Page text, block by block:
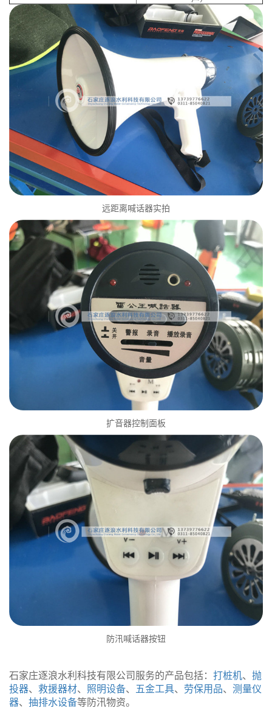
远距离喊话器实拍
扩音器控制面板
防汛喊话器按钮
石家庄逐浪水利科技有限公司服务的产品包括： 打桩机、 抛
投器、 救援器材、 照明设备、 五金工具、 劳保用品、 测量仪
器、 抽排水设备等防汛物资。